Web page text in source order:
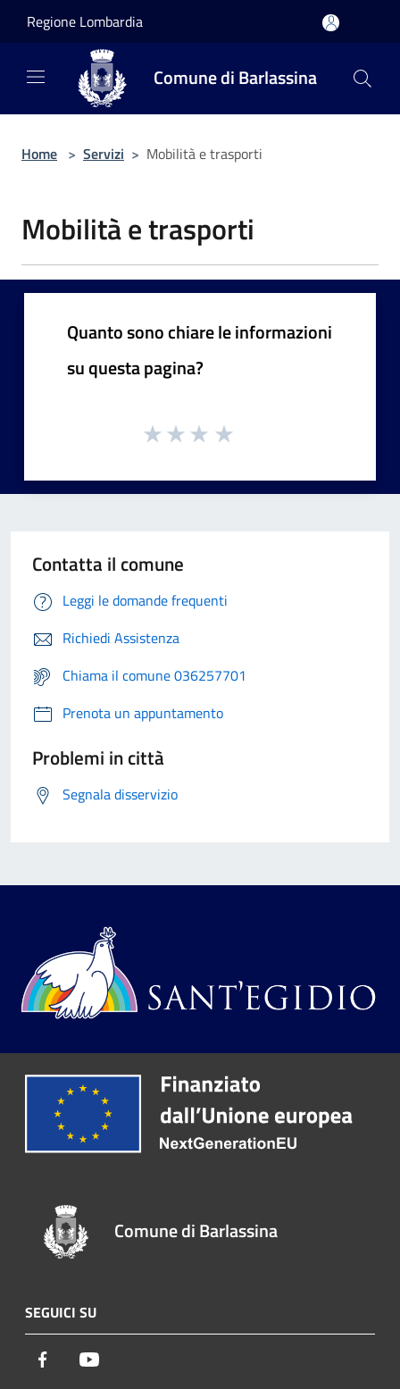
Regione Lombardia
Comune di Barlassina
Home > Servizi > Mobilità e trasporti
Mobilità e trasporti
Quanto sono chiare le informazioni
su questa pagina?
Contatta il comune
Leggi le domande frequenti
Richiedi Assistenza
Chiama il comune 036257701
Prenota un appuntamento
Problemi in città
Segnala disservizio
Comune di Barlassina
SEGUICI SU
Facebook